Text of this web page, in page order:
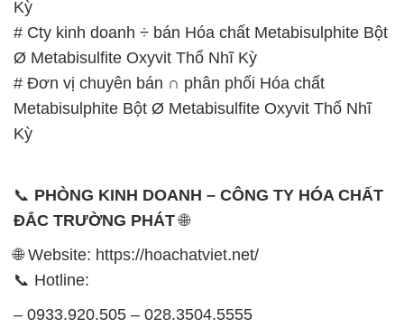
Kỳ
# Cty kinh doanh ÷ bán Hóa chất Metabisulphite Bột
Ø Metabisulfite Oxyvit Thổ Nhĩ Kỳ
# Đơn vị chuyên bán ∩ phân phối Hóa chất
Metabisulphite Bột Ø Metabisulfite Oxyvit Thổ Nhĩ
Kỳ
📞 PHÒNG KINH DOANH – CÔNG TY HÓA CHẤT
ĐẮC TRƯỜNG PHÁT🌐
🌐 Website: https://hoachatviet.net/
📞 Hotline:
– 0933.920.505 – 028.3504.5555